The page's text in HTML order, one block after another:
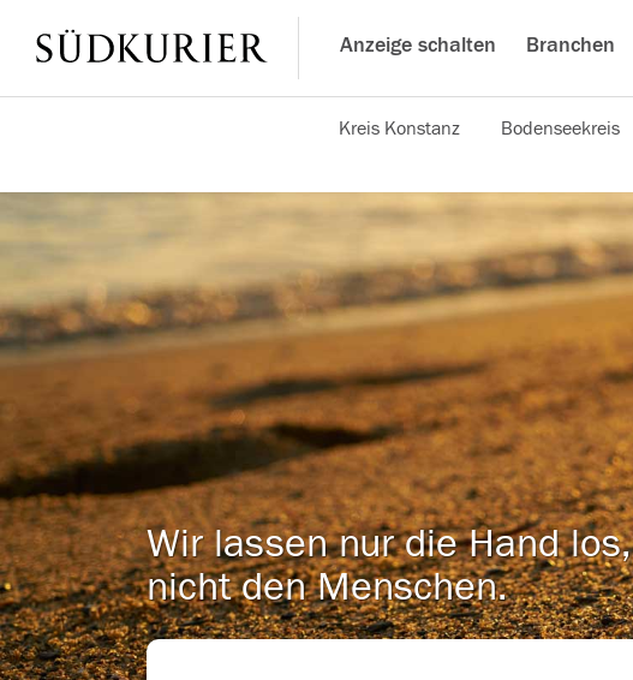
Anzeige schalten Branchen
Kreis Konstanz Bodenseekreis
Wir lassen nur die Hand los,
nicht den Menschen.